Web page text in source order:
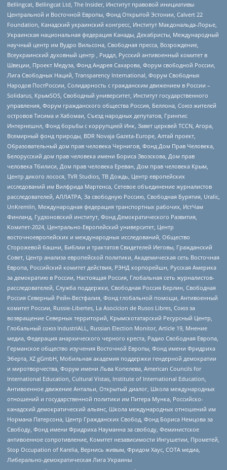
Bellingcat, Bellingcat Ltd, The Insider, Институт правовой инициативы
Центральной и Восточной Европы, Фонд Открытой Эстонии, Calvert 22
Foundation, Канадский украинский конгресс, Институт Макдональда-Лорье,
Украинская национальная федерация Канады, Декабристы, Международный
научный центр им Вудро Вильсона, Свободная пресса, Возрождение,
Всеукраинский духовный центр , Риддл, Русский антивоенный комитет в
Швеции, Проект Медуза, Фонд Андрея Сахарова, Форум свободной России,
Лига Свободных Наций, Transparеncy International, Форум Свободных
Народов ПостРоссии, Солидарность с гражданским движением в России –
Solidarus, КрымSOS, Свободный университет, Институт государственного
управления, Форум гражданского общества Россия, Беллона, Союз жителей
островов Тисима и Хабомаи, Съезд народных депутатов, Гринпис
Интернешнл, Фонд борьбы с коррупцией Инк, Завет церквей TCCN, Агора,
Всемирный фонд природы, BDR Novaja Gazeta-Europe, Алтай проект,
Образовательный дом прав человека Чернигов, Фонд Дом Прав Человека,
Белорусский дом прав человека имени Бориса Звозскова, Дом прав
человека Тбилиси, Дом прав человека Ереван, Дом прав человека Крым,
Центр дикого лосося, TVR Studios, ТВ Дождь, Центр европейских
исследований им Вилфрида Мартенса, Сетевое объединение журналистов
расследователей, АЛЛАТРА, За свободную Россию, Свободная Бурятия, Uralic,
UnKremlin, Международная федерация транспортных рабочих, ИстЧам
Финланд, Гудзоновский институт, Фонд Демократического Развития,
Комитет-2024, Центрально-Европейский университет, Центр
восточноевропейских и международных исследований, Общество
Сторожевой башни, Библии и трактатов Свидетелей Иеговы, Гражданский
Совет, Центр анализа европейской политики, Академическая сеть Восточная
Европа, Российский комитет действия, РЭНД корпорейшн, Русская Америка
за демократию в России, Настоящая Россия, Глобальная сеть журналистов-
расследователей, Служба поддержки, Свободная Россия Берлин, Свободная
Россия Северный Рейн-Вестфалия, Фонд глобальной помощи, Антивоенный
комитет России, Russie-Libertes, La Asocicion de Rusos Libres, Союз за
возвращение Северных территорий, Крымскотатарский Ресурсный Центр,
Глобальный союз IndustriALL, Russian Election Monitor, Article 19, Мнение
медиа, Федерация анархического черного креста, Радио Свободная Европа,
Германское общество изучения Восточной Европы, Фонд имени Фридриха
Эберта, XZ gGmbH, Мобильная академия поддержки гендерной демократии
и миротворчества, Форум имени Льва Копелева, American Councils for
International Education, Cultural Vistas, Institute of International Education,
Антивоенное движение Антальи, Открытый диалог, Школа международных
отношений и государственной политики им Питера Мунка, Российско-
канадский демократический альянс, Школа международных отношений им
Нормана Патерсона, Центр Гражданских Свобод, Фонд Бориса Немцова за
Свободу, Фонд имени Фридриха Науманна за свободу, Феминистское
антивоенное сопротивление, Комитет независимости Ингушетии, Прометей,
Stop Occupation of Karelia, Вернись живым, Фридом Хаус, СОТА медиа,
Либерально-демократическая Лига Украины